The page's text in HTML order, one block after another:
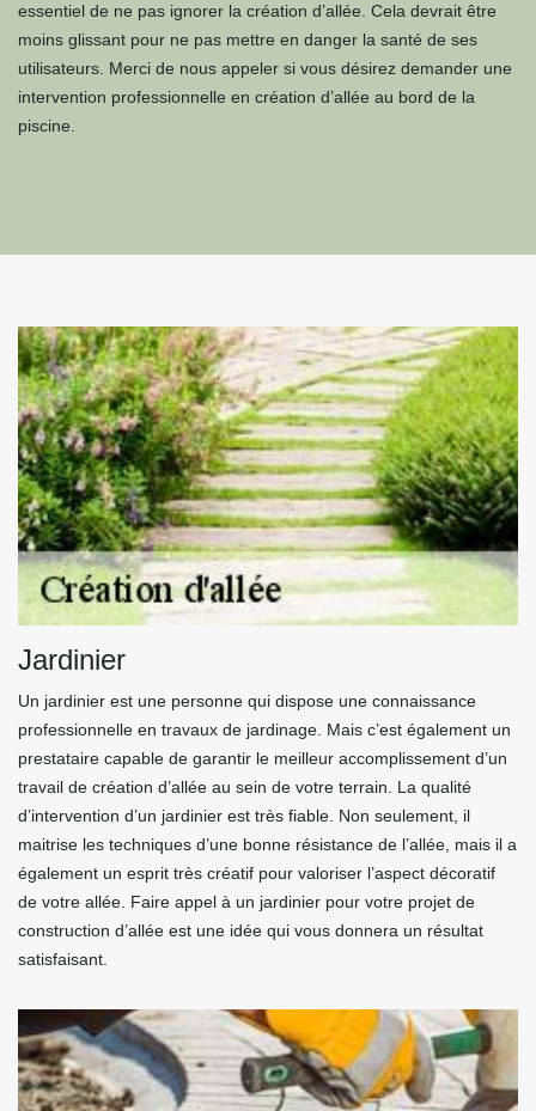
essentiel de ne pas ignorer la création d’allée. Cela devrait être
moins glissant pour ne pas mettre en danger la santé de ses
utilisateurs. Merci de nous appeler si vous désirez demander une
intervention professionnelle en création d’allée au bord de la
piscine.
Jardinier
Un jardinier est une personne qui dispose une connaissance
professionnelle en travaux de jardinage. Mais c’est également un
prestataire capable de garantir le meilleur accomplissement d’un
travail de création d’allée au sein de votre terrain. La qualité
d’intervention d’un jardinier est très fiable. Non seulement, il
maitrise les techniques d’une bonne résistance de l’allée, mais il a
également un esprit très créatif pour valoriser l’aspect décoratif
de votre allée. Faire appel à un jardinier pour votre projet de
construction d’allée est une idée qui vous donnera un résultat
satisfaisant.